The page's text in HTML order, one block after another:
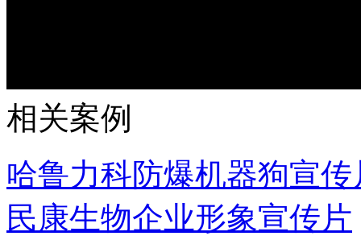
相关案例
哈鲁力科防爆机器狗宣传
民康生物企业形象宣传片